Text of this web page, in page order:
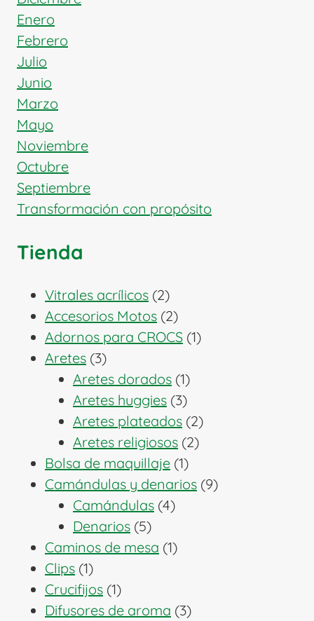
Enero
Febrero
Julio
Junio
Marzo
Mayo
Noviembre
Octubre
Septiembre
Transformación con propósito
Tienda
Vitrales acrílicos 22
productos
Accesorios Motos 22
productos
Adornos para CROCS 11
Aretes 33
productos
Aretes dorados 11
producto
Aretes huggies 33
productos
Aretes plateados 22
productos
Aretes religiosos 22
Bolsa de maquillaje 11
producto
Camándulas y denarios 99
Camándulas 44
Denarios 55
productos
Caminos de mesa 11
Clips 11
producto
Crucifijos 11
producto
Difusores de aroma 33